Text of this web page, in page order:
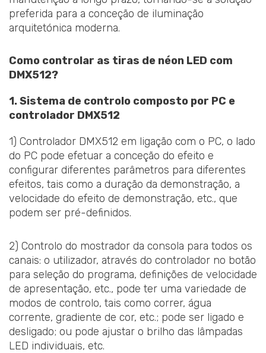
preferida para a conceção de iluminação
arquitetónica moderna.
Como controlar as tiras de néon LED com
DMX512?
1. Sistema de controlo composto por PC e
controlador DMX512
1) Controlador DMX512 em ligação com o PC, o lado
do PC pode efetuar a conceção do efeito e
configurar diferentes parâmetros para diferentes
efeitos, tais como a duração da demonstração, a
velocidade do efeito de demonstração, etc., que
podem ser pré-definidos.
2) Controlo do mostrador da consola para todos os
canais: o utilizador, através do controlador no botão
para seleção do programa, definições de velocidade
de apresentação, etc., pode ter uma variedade de
modos de controlo, tais como correr, água
corrente, gradiente de cor, etc.; pode ser ligado e
desligado; ou pode ajustar o brilho das lâmpadas
LED individuais, etc.